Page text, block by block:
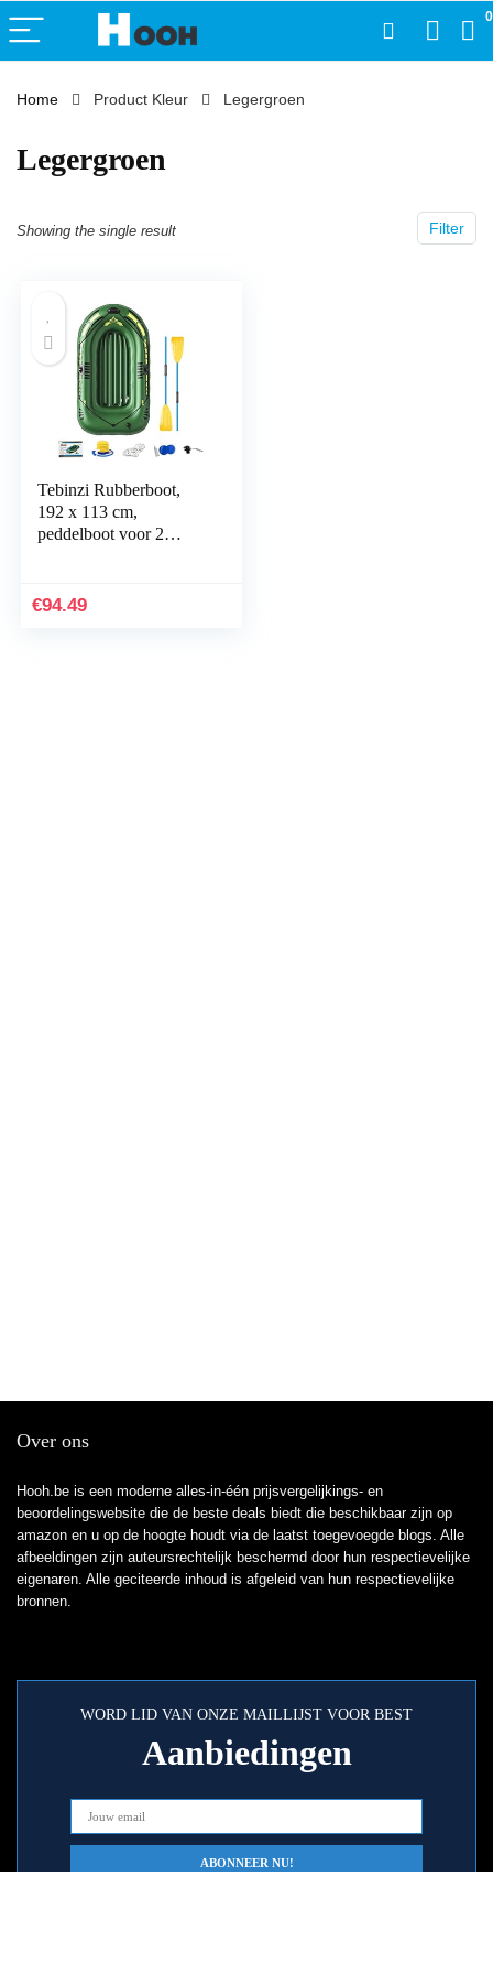
0
Home Product Kleur ‎Legergroen
‎Legergroen
Filter
Showing the single result
Tebinzi Rubberboot,
192 x 113 cm,
peddelboot voor 2
opblaasbare boot
€94.49
Over ons
Hooh.be is een moderne alles-in-één prijsvergelijkings- en
beoordelingswebsite die de beste deals biedt die beschikbaar zijn op
amazon en u op de hoogte houdt via de laatst toegevoegde blogs. Alle
afbeeldingen zijn auteursrechtelijk beschermd door hun respectievelijke
eigenaren. Alle geciteerde inhoud is afgeleid van hun respectievelijke
bronnen.
WORD LID VAN ONZE MAILLIJST VOOR BEST
Aanbiedingen